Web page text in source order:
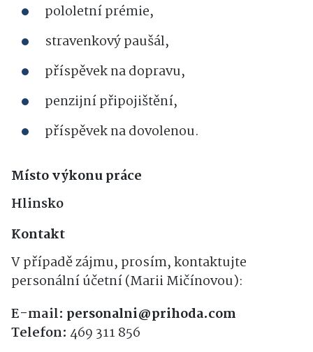
pololetní prémie,
stravenkový paušál,
příspěvek na dopravu,
penzijní připojištění,
příspěvek na dovolenou.
Místo výkonu práce
Hlinsko
Kontakt
V případě zájmu, prosím, kontaktujte
personální účetní (Marii Mičínovou):
E-mail: personalni@prihoda.com
Telefon: 469 311 856